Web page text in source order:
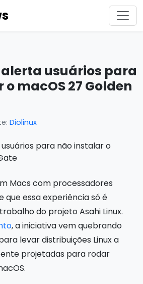
usuários para
macOS 27 Golden
Diolinux
Macs com processadores
que essa experiência só é
do projeto Asahi Linux.
, a iniciativa vem quebrando
levar distribuições Linux a
projetadas para rodar